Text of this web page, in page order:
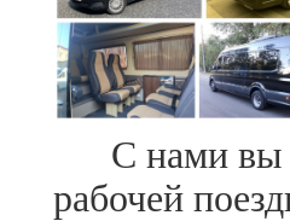
С нами вы
рабочей